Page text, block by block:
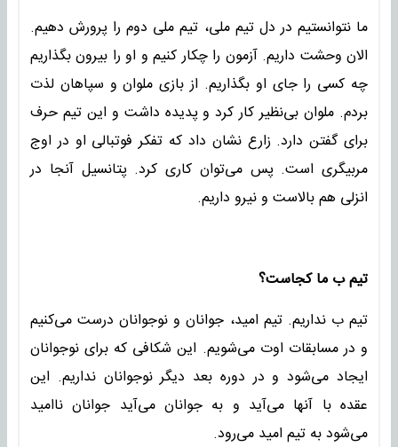
ما نتوانستیم در دل تیم ملی، تیم ملی دوم را پرورش دهیم.
الان وحشت داریم. آزمون را چکار کنیم و او را بیرون بگذاریم
چه کسی را جای او بگذاریم. از بازی ملوان و سپاهان لذت
بردم. ملوان بی‌نظیر کار کرد و پدیده داشت و این تیم حرف
برای گفتن دارد. زارع نشان داد که تفکر فوتبالی او در اوج
مربیگری است. پس می‌توان کاری کرد. پتانسیل آنجا در
انزلی هم بالاست و نیرو داریم.
تیم ب ما کجاست؟
تیم ب نداریم. تیم امید، جوانان و نوجوانان درست می‌کنیم
و در مسابقات اوت می‌شویم. این شکافی که برای نوجوانان
ایجاد می‌شود و در دوره بعد دیگر نوجوانان نداریم. این
عقده با آنها می‌آید و به جوانان می‌آید جوانان ناامید
می‌شود به تیم امید می‌رود.